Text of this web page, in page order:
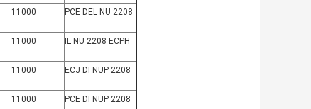
11000 PCE DEL NU 2208
11000 IL NU 2208 ECPH
11000 ECJ DI NUP 2208
11000 PCE DI NUP 2208